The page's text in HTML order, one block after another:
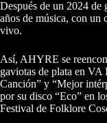
Después de un 2024
años de música, con un
vivo.
Así, AHYRE se
gaviotas de plata en
Canción” y “Mejor
por su disco “Eco” en
Festival de Folklore